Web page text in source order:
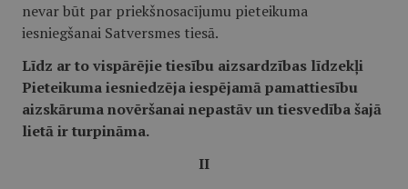
nevar būt par priekšnosacījumu pieteikuma
iesniegšanai Satversmes tiesā.
Līdz ar to vispārējie tiesību aizsardzības līdzekļi
Pieteikuma iesniedzēja iespējamā pamattiesību
aizskāruma novēršanai nepastāv un tiesvedība šajā
lietā ir turpināma.
II